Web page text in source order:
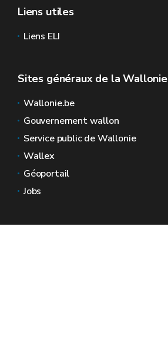
Liens utiles
Liens ELI
Sites généraux de la Wallonie
Wallonie.be
Gouvernement wallon
Service public de Wallonie
Wallex
Géoportail
Jobs